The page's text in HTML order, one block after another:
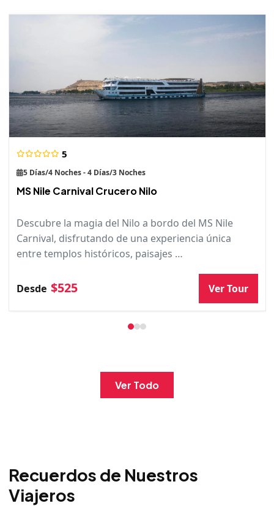
5
5 Días/4 Noches - 4 Días/3 Noches
MS Nile Carnival Crucero Nilo
Descubre la magia del Nilo a bordo del MS Nile
Carnival, disfrutando de una experiencia única
entre templos históricos, paisajes …
Desde $525 Ver Tour
Ver Todo
Recuerdos de Nuestros
Viajeros